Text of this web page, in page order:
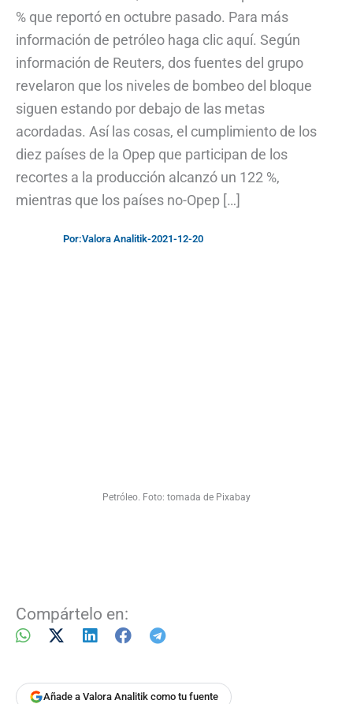
% que reportó en octubre pasado. Para más
información de petróleo haga clic aquí. Según
información de Reuters, dos fuentes del grupo
revelaron que los niveles de bombeo del bloque
siguen estando por debajo de las metas
acordadas. Así las cosas, el cumplimiento de los
diez países de la Opep que participan de los
recortes a la producción alcanzó un 122 %,
mientras que los países no-Opep […]
Por:Valora Analitik-2021-12-20
Petróleo. Foto: tomada de Pixabay
Compártelo en:
Añade a Valora Analitik como tu fuente